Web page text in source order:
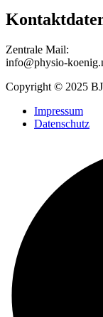
Zentrale Mail:
info@physio-
Copyright © 2025
Impressum
Datenschutz